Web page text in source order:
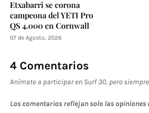
Etxabarri se corona
campeona del YETI Pro
QS 4.000 en Cornwall
07 de Agosto, 2026
4 Comentarios
Anímate a participar en Surf 30, pero
Los comentarios reflejan solo las opiniones